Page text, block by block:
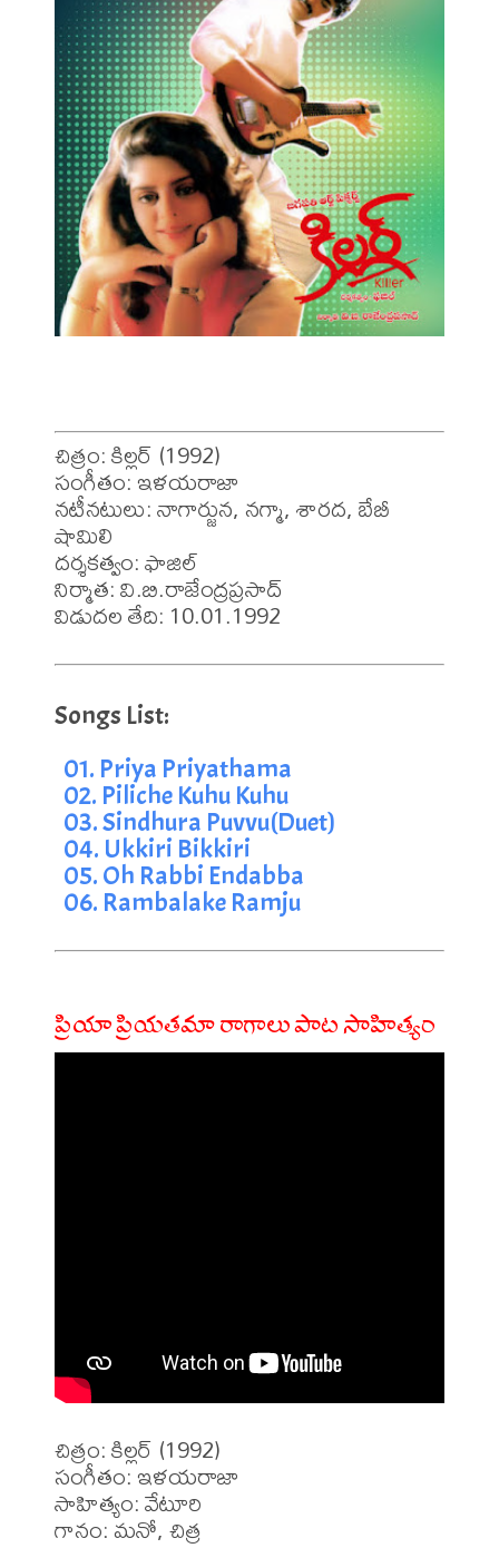
చిత్రం: కిల్లర్ (1992)
సంగీతం: ఇళయరాజా
నటీనటులు: నాగార్జున, నగ్మా, శారద, బేబీ
షామిలి
దర్శకత్వం: ఫాజిల్
నిర్మాత: వి.బి.రాజేంద్రప్రసాద్
విడుదల తేది: 10.01.1992
01. Priya Priyathama
02. Piliche Kuhu Kuhu
03. Sindhura Puvvu(Duet)
04. Ukkiri Bikkiri
05. Oh Rabbi Endabba
06. Rambalake Ramju
ప్రియా ప్రియతమా రాగాలు పాట సాహిత్యం
చిత్రం: కిల్లర్ (1992)
సంగీతం: ఇళయరాజా
సాహిత్యం: వేటూరి
గానం: మనో, చిత్ర